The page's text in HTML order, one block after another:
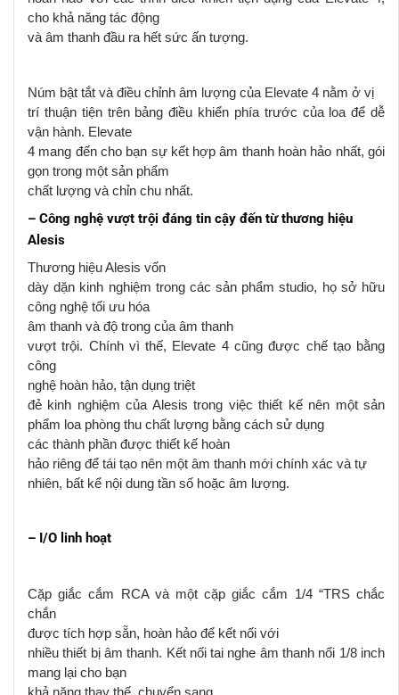
cho khả năng tác động
và âm thanh đầu ra hết sức ấn tượng.
Núm bật tắt và điều chỉnh âm lượng của Elevate 4 nằm ở vị
trí thuận tiện trên bảng điều khiển phía trước của loa để dễ
vận hành. Elevate
4 mang đến cho bạn sự kết hợp âm thanh hoàn hảo nhất, gói
gọn trong một sản phẩm
chất lượng và chỉn chu nhất.
– Công nghệ vượt trội đáng tin cậy đến từ thương hiệu
Alesis
Thương hiệuAlesis vốn
dày dặn kinh nghiệm trong các sản phẩm studio, họ sở hữu
công nghệ tối ưu hóa
âm thanh và độ trong của âm thanh
vượt trội. Chính vì thế, Elevate 4cũng được chế tạo bằng
công
nghệ hoàn hảo, tận dụng triệt
đẻ kinh nghiệm của Alesis trong việc thiết kế nên một sản
phẩm loa phòng thu chất lượng bằng cách sử dụng
các thành phần được thiết kế hoàn
hảo riêng để tái tạo nên một âm thanh mới chính xác và tự
nhiên, bất kể nội dung tần số hoặc âm lượng.
– I/O linh hoạt
Cặp giắc cắm RCA và một cặp giắc cắm 1/4 “TRS chắc
chắn
được tích hợp sẵn, hoàn hảo để kết nối với
nhiều thiết bị âm thanh. Kết nối tai nghe âm thanh nổi 1/8 inch
mang lại cho bạn
khả năng thay thế, chuyển sang